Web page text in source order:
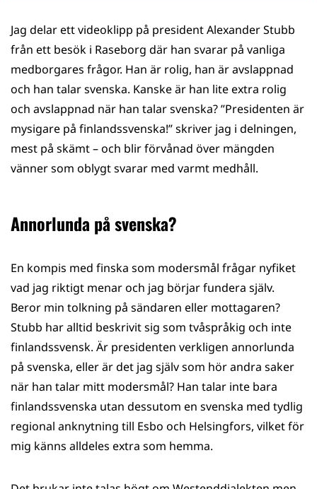
Jag delar ett videoklipp på president Alexander Stubb
från ett besök i Raseborg där han svarar på vanliga
medborgares frågor. Han är rolig, han är avslappnad
och han talar svenska. Kanske är han lite extra rolig
och avslappnad när han talar svenska? ”Presidenten är
mysigare på finlandssvenska!” skriver jag i delningen,
mest på skämt – och blir förvånad över mängden
vänner som oblygt svarar med varmt medhåll.
Annorlunda på svenska?
En kompis med finska som modersmål frågar nyfiket
vad jag riktigt menar och jag börjar fundera själv.
Beror min tolkning på sändaren eller mottagaren?
Stubb har alltid beskrivit sig som tvåspråkig och inte
finlandssvensk. Är presidenten verkligen annorlunda
på svenska, eller är det jag själv som hör andra saker
när han talar mitt modersmål? Han talar inte bara
finlandssvenska utan dessutom en svenska med tydlig
regional anknytning till Esbo och Helsingfors, vilket för
mig känns alldeles extra som hemma.